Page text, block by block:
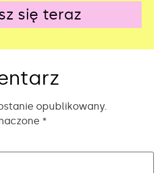
się teraz
opublikowany.
*